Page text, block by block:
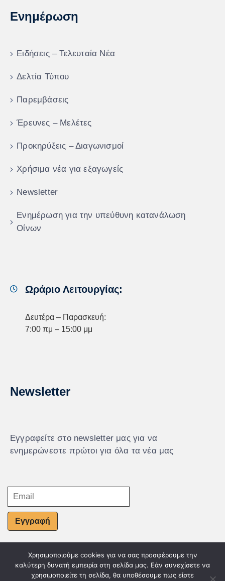
Ενημέρωση
Ειδήσεις – Τελευταία Νέα
Δελτία Τύπου
Παρεμβάσεις
Έρευνες – Μελέτες
Προκηρύξεις – Διαγωνισμοί
Χρήσιμα νέα για εξαγωγείς
Newsletter
Ενημέρωση για την υπεύθυνη κατανάλωση
Οίνων
Ωράριο Λειτουργίας:
Δευτέρα – Παρασκευή:
7:00 πμ – 15:00 μμ
Newsletter
Εγγραφείτε στο newsletter μας για να
ενημερώνεστε πρώτοι για όλα τα νέα μας
Εγγραφή
© Powered by Knowledge AE
Χρησιμοποιούμε cookies για να σας προσφέρουμε την
καλύτερη δυνατή εμπειρία στη σελίδα μας. Εάν συνεχίσετε να
χρησιμοποιείτε τη σελίδα, θα υποθέσουμε πως είστε